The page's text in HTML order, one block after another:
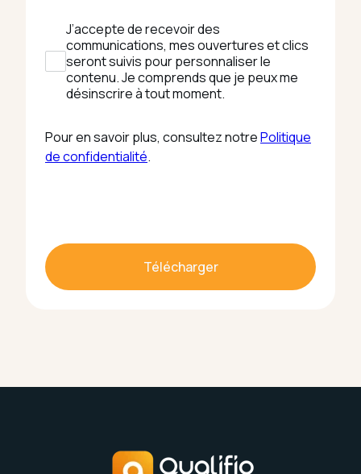
J’accepte de recevoir des
communications, mes ouvertures et clics
seront suivis pour personnaliser le
contenu. Je comprends que je peux me
désinscrire à tout moment.
Pour en savoir plus, consultez notrePolitique
de confidentialité.
Télécharger